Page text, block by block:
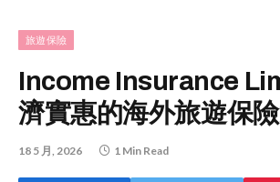
旅遊保險
Income Insurance
濟實惠的海外旅遊保
18 5 月, 2026 1 Min Read